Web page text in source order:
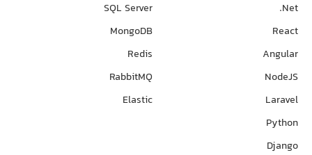
Net.
React
Angular
NodeJS
Laravel
Python
Django
SQL Server
MongoDB
Redis
RabbitMQ
Elastic